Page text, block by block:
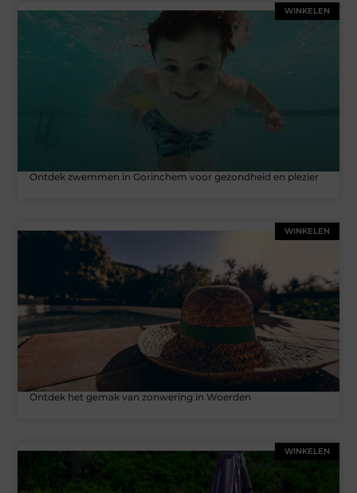
WINKELEN
Ontdek zwemmen in Gorinchem voor gezondheid en plezier
WINKELEN
Ontdek het gemak van zonwering in Woerden
WINKELEN